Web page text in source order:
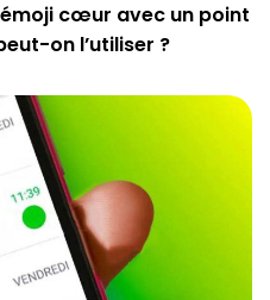
cœur avec un point
on l’utiliser ?